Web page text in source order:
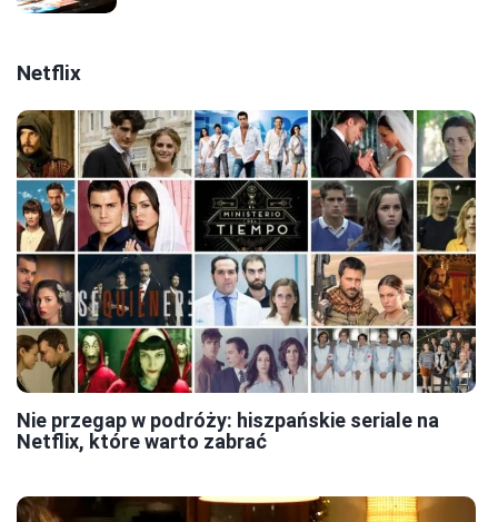
Netflix
Nie przegap w podróży: hiszpańskie seriale na
Netflix, które warto zabrać